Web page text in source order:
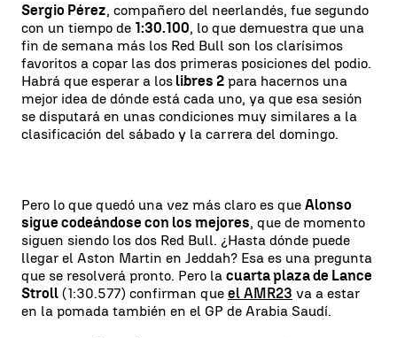
Sergio Pérez, compañero del neerlandés, fue segundo
con un tiempo de 1:30.100, lo que demuestra que una
fin de semana más los Red Bull son los clarísimos
favoritos a copar las dos primeras posiciones del podio.
Habrá que esperar a los libres 2 para hacernos una
mejor idea de dónde está cada uno, ya que esa sesión
se disputará en unas condiciones muy similares a la
clasificación del sábado y la carrera del domingo.
Pero lo que quedó una vez más claro es que Alonso
sigue codeándose con los mejores, que de momento
siguen siendo los dos Red Bull. ¿Hasta dónde puede
llegar el Aston Martin en Jeddah? Esa es una pregunta
que se resolverá pronto. Pero la cuarta plaza de Lance
Stroll (1:30.577) confirman que el AMR23 va a estar
en la pomada también en el GP de Arabia Saudí.